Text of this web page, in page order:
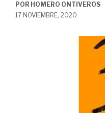
POR HOMERO ONTIVEROS
17 NOVIEMBRE, 2020